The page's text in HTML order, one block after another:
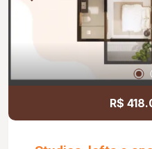
R$